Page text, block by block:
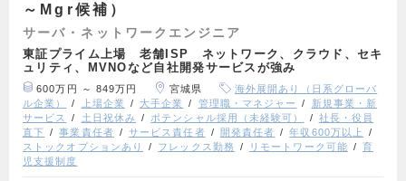
～Mgr候補）
サーバ・ネットワークエンジニア
東証プライム上場 老舗ISP ネットワーク、クラウド、セキ
ュリティ、MVNOなど自社開発サービスが強み
600万円 ～ 849万円 宮城県
海外展開あり（日系グローバ
ル企業）
上場企業 大手企業 管理職・マネジャー
新規事業・新
サービス
土日祝休み ポテンシャル採用（未経験可）
社長・役員
直下
事業責任者 サービス責任者 開発責任者
年収600万以上
ストックオプションあり
フレックス勤務 リモートワーク可能
育
児支援制度